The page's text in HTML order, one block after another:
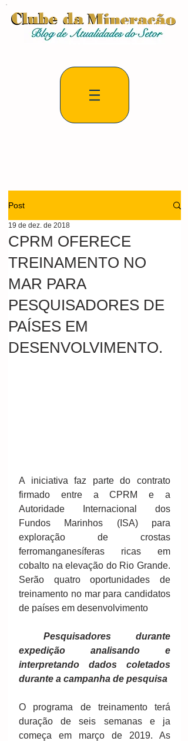
Post
CPRM OFERECE
TREINAMENTO NO
MAR PARA
PESQUISADORES DE
PAÍSES EM
DESENVOLVIMENTO.
19 de dez. de 2018
A iniciativa faz parte do contrato
firmado entre a CPRM e a
Autoridade Internacional dos
Fundos Marinhos (ISA) para
exploração de crostas
ferromanganesíferas ricas em
cobalto na elevação do Rio Grande.
Serão quatro oportunidades de
treinamento no mar para candidatos
de países em desenvolvimento
Pesquisadores durante
expedição analisando e
interpretando dados coletados
durante a campanha de pesquisa
O programa de treinamento terá
duração de seis semanas e ja
começa em março de 2019. As